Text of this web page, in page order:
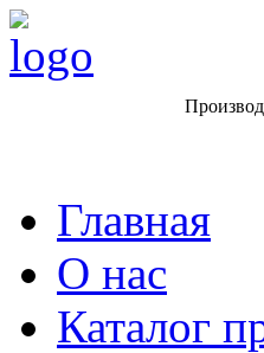
Главная
О нас
Каталог